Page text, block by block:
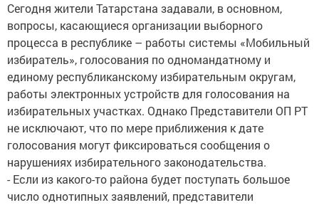
Сегодня жители Татарстана задавали, в основном,
вопросы, касающиеся организации выборного
процесса в республике – работы системы «Мобильный
избиратель», голосования по одномандатному и
единому республиканскому избирательным округам,
работы электронных устройств для голосования на
избирательных участках. Однако Представители ОП РТ
не исключают, что по мере приближения к дате
голосования могут фиксироваться сообщения о
нарушениях избирательного законодательства.
- Если из какого-то района будет поступать большое
число однотипных заявлений, представители